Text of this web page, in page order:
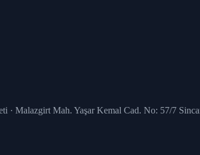
· Malazgirt Mah. Yaşar Kemal Cad. No: 57/7